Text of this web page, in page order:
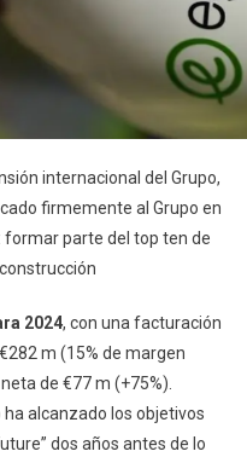
internacional del Grupo,
firmemente al Grupo en
formar parte del top ten de
2024, con una facturación
m (15% de margen
de €77 m (+75%).
alcanzado los objetivos
dos años antes de lo